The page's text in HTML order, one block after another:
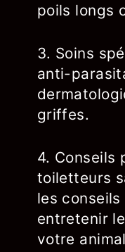
poils longs
3. Soins
anti-
griffes.
4. Conseils
toiletteurs
les
entretenir
votre